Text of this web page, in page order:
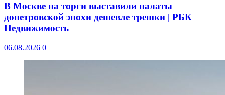
В Москве на торги выставили палаты
допетровской эпохи дешевле трешки | РБК
Недвижимость
06.08.2026 0